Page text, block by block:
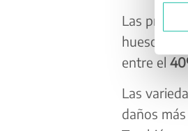
Las
hueso
entre el
Las
daños